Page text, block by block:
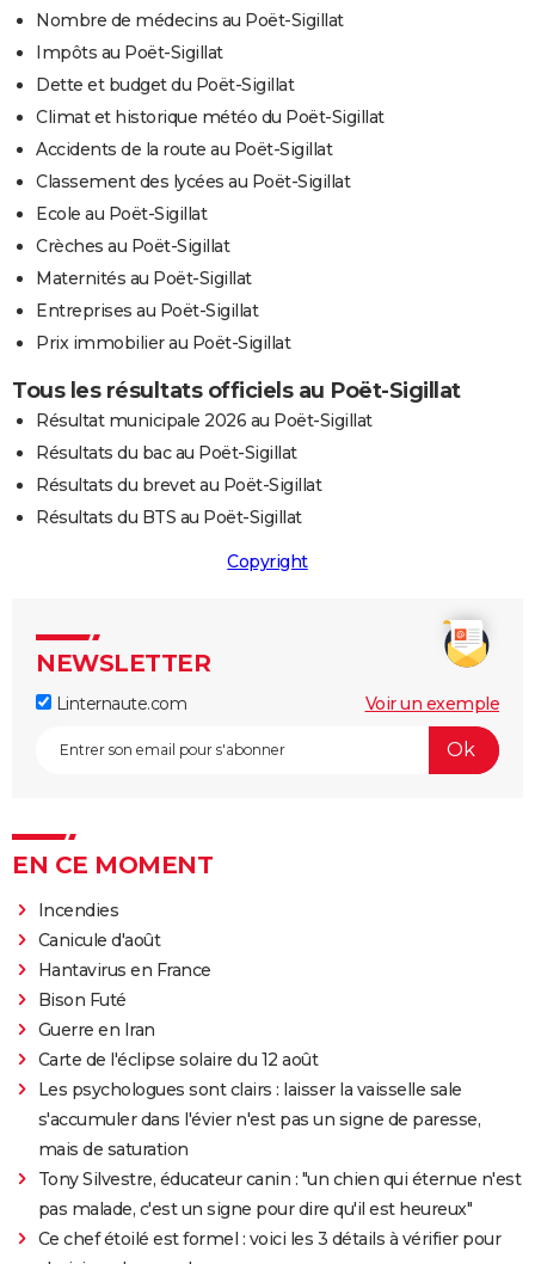
Nombre de médecins au Poët-Sigillat
Impôts au Poët-Sigillat
Dette et budget du Poët-Sigillat
Climat et historique météo du Poët-Sigillat
Accidents de la route au Poët-Sigillat
Classement des lycées au Poët-Sigillat
Ecole au Poët-Sigillat
Crèches au Poët-Sigillat
Maternités au Poët-Sigillat
Entreprises au Poët-Sigillat
Prix immobilier au Poët-Sigillat
Tous les résultats officiels au Poët-Sigillat
Résultat municipale 2026 au Poët-Sigillat
Résultats du bac au Poët-Sigillat
Résultats du brevet au Poët-Sigillat
Résultats du BTS au Poët-Sigillat
Copyright
NEWSLETTER
Linternaute.com Voir un exemple
EN CE MOMENT
Incendies
Canicule d'août
Hantavirus en France
Bison Futé
Guerre en Iran
Carte de l'éclipse solaire du 12 août
Les psychologues sont clairs : laisser la vaisselle sale
s'accumuler dans l'évier n'est pas un signe de paresse,
mais de saturation
Tony Silvestre, éducateur canin : "un chien qui éternue n'est
pas malade, c'est un signe pour dire qu'il est heureux"
Ce chef étoilé est formel : voici les 3 détails à vérifier pour